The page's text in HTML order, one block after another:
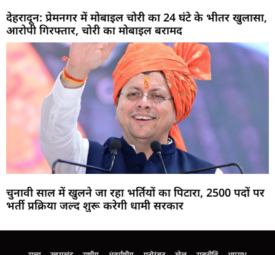
देहरादून: प्रेमनगर में मोबाइल चोरी का 24 घंटे के भीतर खुलासा,
आरोपी गिरफ्तार, चोरी का मोबाइल बरामद
चुनावी साल में खुलने जा रहा भर्तियों का पिटारा, 2500 पदों पर
भर्ती प्रक्रिया जल्द शुरू करेगी धामी सरकार